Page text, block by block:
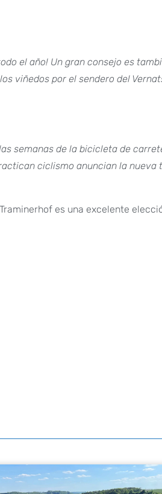
el año! Un gran consejo es
viñedos por el sendero del
semanas de la bicicleta de
ciclismo anuncian la nueva
es una excelente